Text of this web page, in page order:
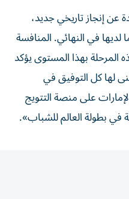
إنجاز تاريخي جديد،
لديها في النهائي. المنافسة
بهذا المستوى يؤكد
لها كل التوفيق في
على منصة التتويج
في بطولة العالم للشباب».